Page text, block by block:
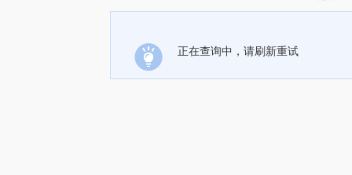
正在查询中，请刷新重试